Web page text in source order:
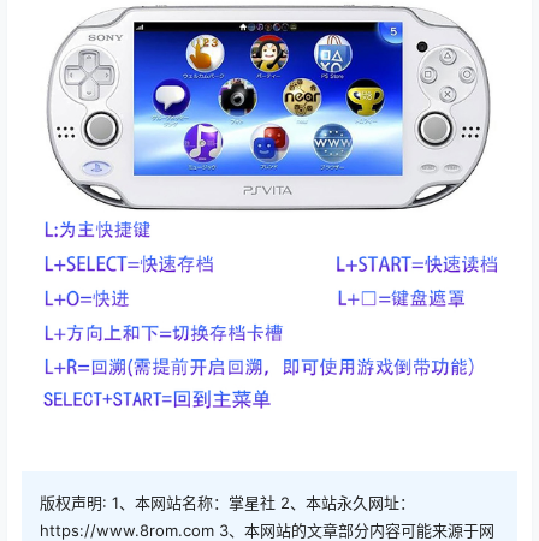
版权声明: 1、本网站名称：掌星社 2、本站永久网址：
https://www.8rom.com 3、本网站的文章部分内容可能来源于网